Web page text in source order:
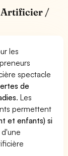
Artificier /
les
spectacle
de
. Les
permettent
et enfants) si